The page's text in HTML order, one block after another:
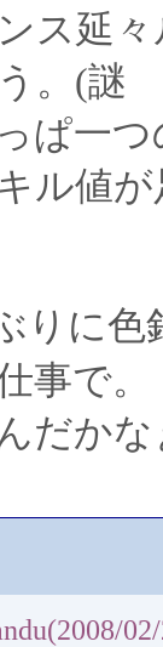
ス延
。(謎
一つ
ル値
りに色
で。
かな